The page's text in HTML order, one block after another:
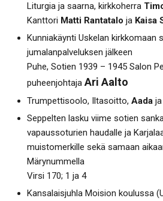
Liturgia ja saarna, kirkkoherra
Kanttori Matti Rantatalo ja Kaisa
Kunniakäynti Uskelan kirkkomaan
jumalanpalveluksen jälkeen
Puhe, Sotien 1939 – 1945 Salon
puheenjohtaja Ari Aalto
Trumpettisoolo, Iltasoitto, Aada ja
Seppelten lasku viime sotien
vapaussoturien haudalle ja
muistomerkille sekä samaan
Märynummella
Virsi 170; 1 ja 4
Kansalaisjuhla Moision koulussa